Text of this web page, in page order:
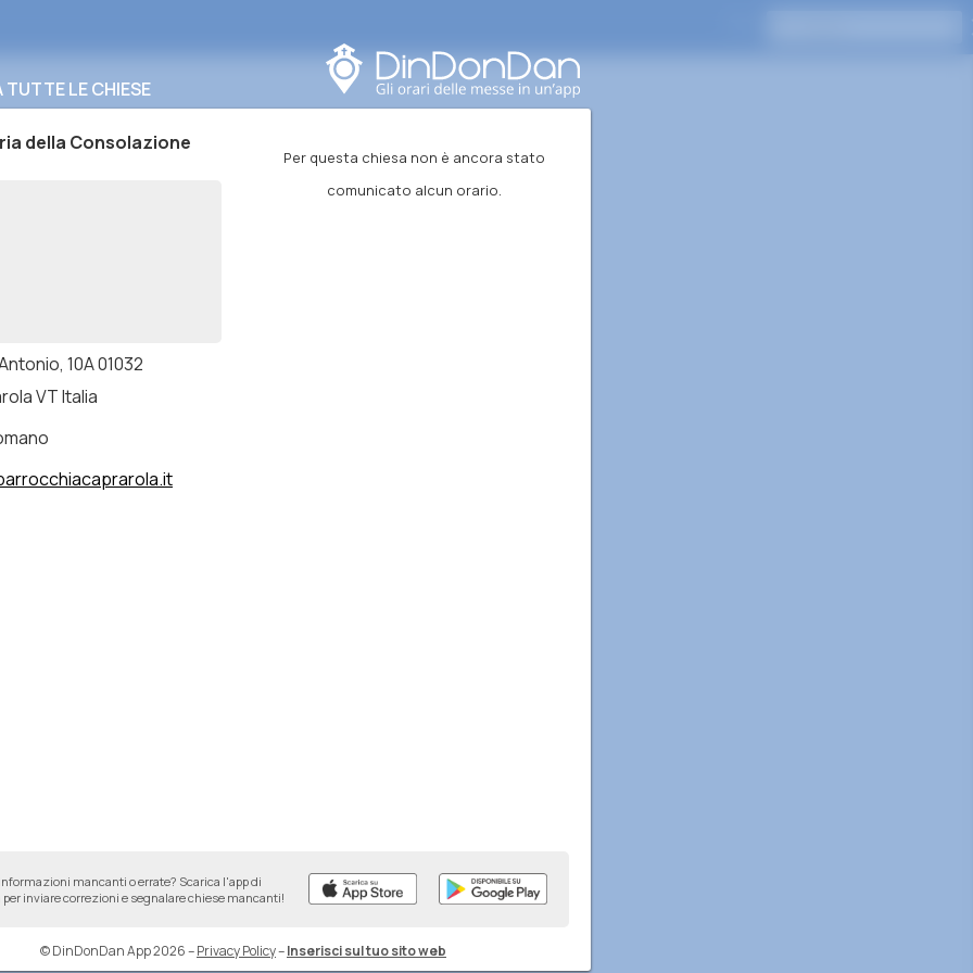
LE CHIESE
della Consolazione
10A 01032
VT Italia
Per questa chiesa non è ancora stato
comunicato alcun orario.
mancanti o errate? Scarica l'app di
per inviare correzioni e segnalare chiese mancanti!
© DinDonDan App 2026–Privacy Policy–Inserisci sul tuo sito web